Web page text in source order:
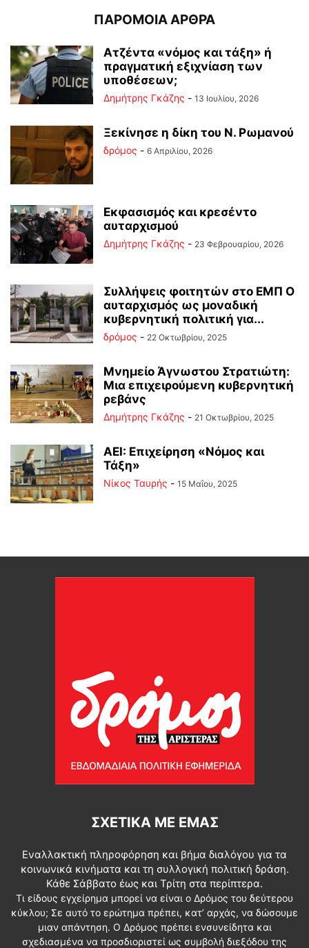
ΠΑΡΟΜΟΙΑ ΑΡΘΡΑ
Ατζέντα «νόμος και τάξη» ή
πραγματική εξιχνίαση των
υποθέσεων;
Δημήτρης Γκάζης - 13 Ιουλίου, 2026
Ξεκίνησε η δίκη του Ν. Ρωμανού
δρόμος - 6 Απριλίου, 2026
Εκφασισμός και κρεσέντο
αυταρχισμού
Δημήτρης Γκάζης - 23 Φεβρουαρίου, 2026
Συλλήψεις φοιτητών στο ΕΜΠ Ο
αυταρχισμός ως μοναδική
κυβερνητική πολιτική για...
δρόμος - 22 Οκτωβρίου, 2025
Μνημείο Άγνωστου Στρατιώτη:
Μια επιχειρούμενη κυβερνητική
ρεβάνς
Δημήτρης Γκάζης - 21 Οκτωβρίου, 2025
ΑΕΙ: Επιχείρηση «Νόμος και
Τάξη»
Νίκος Ταυρής - 15 Μαΐου, 2025
ΣΧΕΤΙΚΆ ΜΕ ΕΜΆΣ
Εναλλακτική πληροφόρηση και βήμα διαλόγου για τα
κοινωνικά κινήματα και τη συλλογική πολιτική δράση.
Κάθε Σάββατο έως και Τρίτη στα περίπτερα.
Τι είδους εγχείρημα μπορεί να είναι ο Δρόμος του δεύτερου
κύκλου; Σε αυτό το ερώτημα πρέπει, κατ’ αρχάς, να δώσουμε
μιαν απάντηση. Ο Δρόμος πρέπει ενσυνείδητα και
σχεδιασμένα να προσδιοριστεί ως συμβολή διεξόδου της